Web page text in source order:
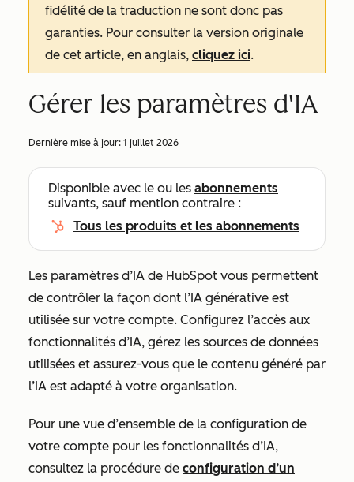
fidélité de la traduction ne sont donc pas
garanties. Pour consulter la version originale
de cet article, en anglais, cliquez ici.
Gérer les paramètres d'IA
Dernière mise à jour: 1 juillet 2026
Disponible avec le ou les abonnements
suivants, sauf mention contraire :
Tous les produits et les abonnements
Les paramètres d’IA de HubSpot vous permettent
de contrôler la façon dont l’IA générative est
utilisée sur votre compte. Configurez l’accès aux
fonctionnalités d’IA, gérez les sources de données
utilisées et assurez-vous que le contenu généré par
l’IA est adapté à votre organisation.
Pour une vue d’ensemble de la configuration de
votre compte pour les fonctionnalités d’IA,
consultez la procédure de configuration d’un